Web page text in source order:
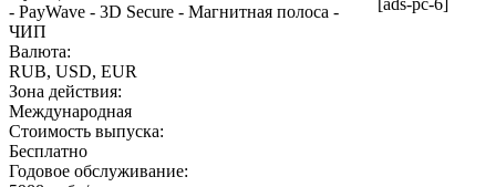
[ads-pc-6]
- PayWave - 3D Secure - Магнитная полоса -
ЧИП
Валюта:
RUB, USD, EUR
Зона действия:
Международная
Стоимость выпуска:
Бесплатно
Годовое обслуживание: